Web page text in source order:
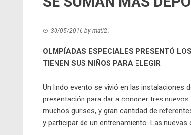
30/05/2016 by mati21
OLMPÍADAS ESPECIALES PRESENTÓ
TIENEN SUS NIÑOS PARA ELEGIR
Un lindo evento se vivió en las instalaciones
presentación para dar a conocer tres
muchos gurises, y gran cantidad de
y participar de un entrenamiento. Las